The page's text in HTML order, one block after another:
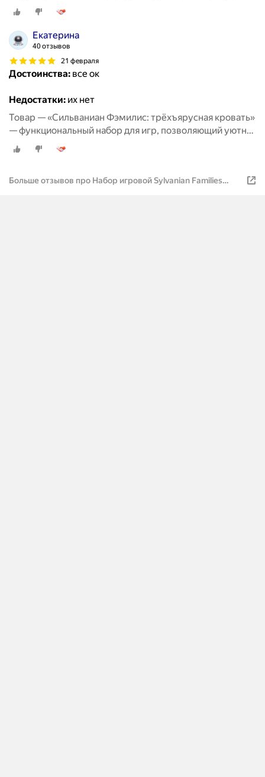
разместить любимых персонажей и придумать
множество тёплых историй о совместном отдыхе и
дружеских посиделках
Екатерина
40 отзывов
21 февраля
Достоинства: все ок
Недостатки: их нет
Товар — «Сильваниан Фэмилис: трёхъярусная кровать»
— функциональный набор для игр, позволяющий уютно
разместить любимых персонажей и придумать
множество тёплых историй о совместном отдыхе и
Больше отзывов про Набор игровой Sylvanian Families